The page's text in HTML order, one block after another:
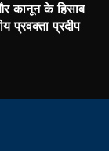
कानून के हिसाब
प्रवक्ता प्रदीप